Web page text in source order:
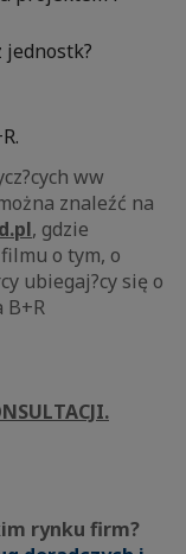
jednostk?
ww
znaleźć na
, gdzie
o tym, o
ubiegaj?cy się o
B+R
rynku firm?